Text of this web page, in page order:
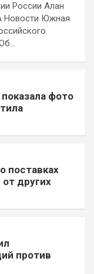
России Алан
Новости Южная
фото
поставках
других
против